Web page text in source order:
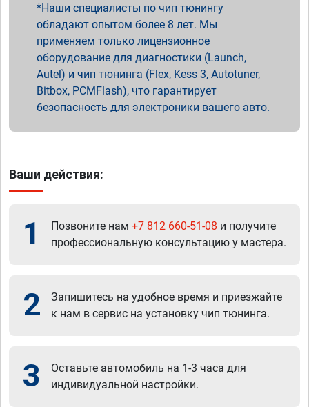
Наши специалисты по чип тюнингу
обладают опытом более 8 лет. Мы
применяем только лицензионное
оборудование для диагностики (Launch,
Autel) и чип тюнинга (Flex, Kess 3, Autotuner,
Bitbox, PCMFlash), что гарантирует
безопасность для электроники вашего авто.
Ваши действия:
1 Позвоните нам +7 812 660-51-08 и получите
профессиональную консультацию у мастера.
2
Запишитесь на удобное время и приезжайте
к нам в сервис на установку чип тюнинга.
3
Оставьте автомобиль на 1-3 часа для
индивидуальной настройки.